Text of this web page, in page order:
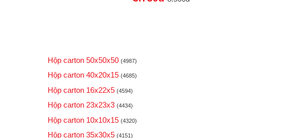
Hộp carton 50x50x50 (4987)
Hộp carton 40x20x15 (4685)
Hộp carton 16x22x5 (4594)
Hộp carton 23x23x3 (4434)
Hộp carton 10x10x15 (4320)
Hộp carton 35x30x5 (4151)